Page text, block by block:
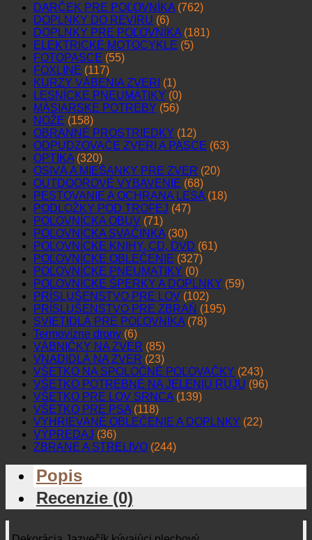
DARČEK PRE POĽOVNÍKA (762)
DOPLNKY DO REVÍRU (6)
DOPLNKY PRE POĽOVNÍKA (181)
ELEKTRICKÉ MOTOCYKLE (5)
FOTOPASCE (55)
FOXLINE (117)
KURZY VÁBENIA ZVERI (1)
LESNÍCKE PNEUMATIKY (0)
MÄSIARSKE POTREBY (56)
NOŽE (158)
OBRANNÉ PROSTRIEDKY (12)
ODPUDZOVAČE ZVERI A PASCE (63)
OPTIKA (320)
OSIVÁ A MIEŠANKY PRE ZVER (20)
OUTDOOROVÉ VYBAVENIE (68)
PESTOVANIE A OCHRANA LESA (18)
PODLOŽKY POD TROFEJ (47)
POĽOVNÍCKA OBUV (71)
POĽOVNÍCKA SVAČINKA (30)
POĽOVNÍCKE KNIHY, CD, DVD (61)
POĽOVNÍCKE OBLEČENIE (327)
POĽOVNÍCKE PNEUMATIKY (0)
POĽOVNÍCKE ŠPERKY A DOPLNKY (59)
PRÍSLUŠENSTVO PRE LOV (102)
PRÍSLUŠENSTVO PRE ZBRAŇ (195)
SVIETIDLÁ PRE POĽOVNÍKA (78)
Termovízne drony (6)
VÁBNIČKY NA ZVER (85)
VNADIDLÁ NA ZVER (23)
VŠETKO NA SPOLOČNÉ POĽOVAČKY (243)
VŠETKO POTREBNÉ NA JELENIU RUJU (96)
VŠETKO PRE LOV SRNCA (139)
VŠETKO PRE PSA (118)
VYHRIEVANÉ OBLEČENIE A DOPLNKY (22)
VÝPREDAJ (36)
ZBRANE A STRELIVO (244)
Popis
Recenzie (0)